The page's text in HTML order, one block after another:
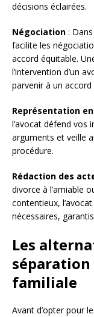
décisions éclairées.
Négociation :
facilite les
accord équitable.
l’intervention d’un
parvenir à un accord
Représentation
l’avocat défend vos
arguments et veille
procédure.
Rédaction des
divorce à l’amiable
contentieux,
nécessaires,
Les
familiale
Avant d’opter pour